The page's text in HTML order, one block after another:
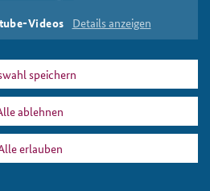
Videos Details anzeigen
speichern
ablehnen
erlauben